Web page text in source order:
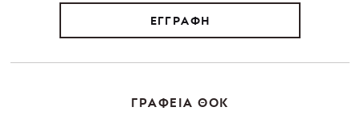
ΕΓΓΡΑΦΗ
ΓΡΑΦΕΙΑ ΘΟΚ